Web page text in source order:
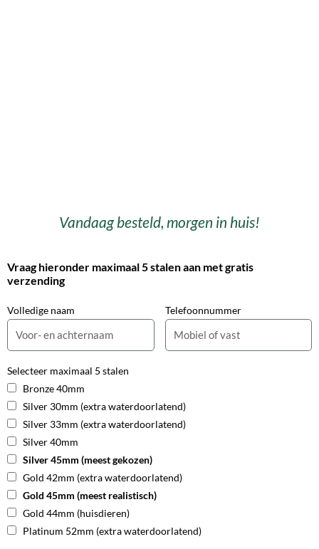
Vraag hieronder maximaal 5 stalen aan met gratis
verzending
Volledige naam Telefoonnummer
Selecteer maximaal 5 stalen
Bronze 40mm
Silver 30mm (extra waterdoorlatend)
Silver 33mm (extra waterdoorlatend)
Silver 40mm
Silver 45mm (meest gekozen)
Gold 42mm (extra waterdoorlatend)
Gold 45mm (meest realistisch)
Gold 44mm (huisdieren)
Platinum 52mm (extra waterdoorlatend)
Vandaag besteld, morgen in huis!